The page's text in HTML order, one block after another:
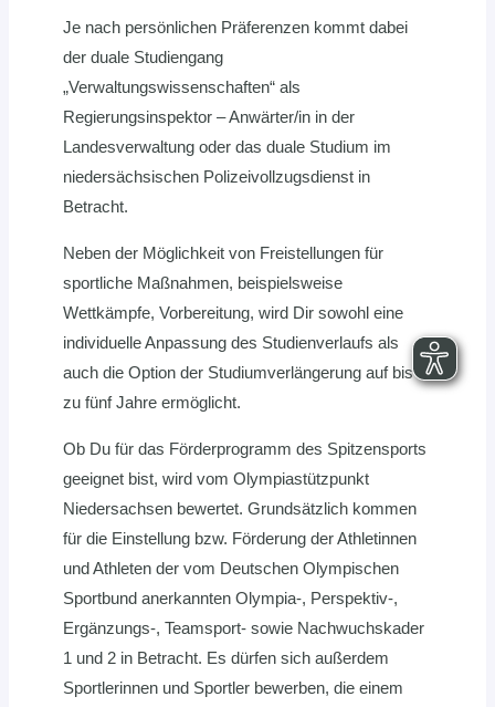
Je nach persönlichen Präferenzen kommt dabei
der duale Studiengang
„Verwaltungswissenschaften“ als
Regierungsinspektor – Anwärter/in in der
Landesverwaltung oder das duale Studium im
niedersächsischen Polizeivollzugsdienst in
Betracht.
Neben der Möglichkeit von Freistellungen für
sportliche Maßnahmen, beispielsweise
Wettkämpfe, Vorbereitung, wird Dir sowohl eine
individuelle Anpassung des Studienverlaufs als
auch die Option der Studiumverlängerung auf bis
zu fünf Jahre ermöglicht.
Ob Du für das Förderprogramm des Spitzensports
geeignet bist, wird vom Olympiastützpunkt
Niedersachsen bewertet. Grundsätzlich kommen
für die Einstellung bzw. Förderung der Athletinnen
und Athleten der vom Deutschen Olympischen
Sportbund anerkannten Olympia-, Perspektiv-,
Ergänzungs-, Teamsport- sowie Nachwuchskader
1 und 2 in Betracht. Es dürfen sich außerdem
Sportlerinnen und Sportler bewerben, die einem